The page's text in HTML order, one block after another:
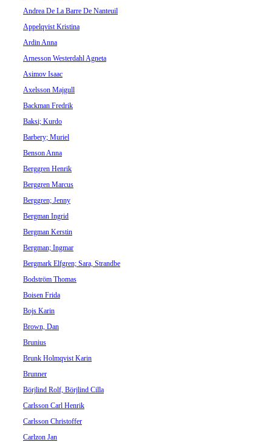
Andrea De La Barre De Nanteuil
Appelqvist Kristina
Ardin Anna
Arnesson Westerdahl Agneta
Asimov Isaac
Axelsson Majgull
Backman Fredrik
Baksi; Kurdo
Barbery; Muriel
Benson Anna
Berggren Henrik
Berggren Marcus
Berggren; Jenny
Bergman Ingrid
Bergman Kerstin
Bergman; Ingmar
Bergmark Elfgren; Sara, Strandbe
Bodström Thomas
Boisen Frida
Bojs Karin
Brown, Dan
Brunius
Brunk Holmqvist Karin
Brunner
Börjlind Rolf, Börjlind Cilla
Carlsson Carl Henrik
Carlsson Christoffer
Carlzon Jan